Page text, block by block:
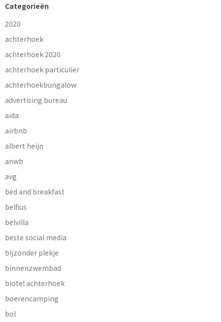
Categorieën
2020
achterhoek
achterhoek 2020
achterhoek particulier
achterhoekbungalow
advertising bureau
aida
airbnb
albert heijn
anwb
avg
bed and breakfast
belfius
belvilla
beste social media
bijzonder plekje
binnenzwembad
biotel achterhoek
boerencamping
bol